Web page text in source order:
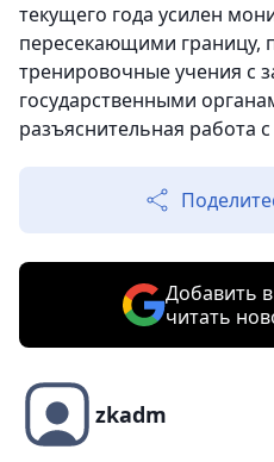
текущего года усилен
пересекающими границу,
тренировочные учения с
государственными
разъяснительная работа
Добавить
читать
zkadm